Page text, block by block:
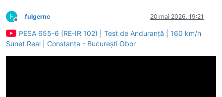
F
Deconectat
fulgernc 20 mai 2026, 19:21
PESA 655-6 (RE-IR 102) | Test de Anduranță | 160 km/h
Sunet Real | Constanța - București Obor